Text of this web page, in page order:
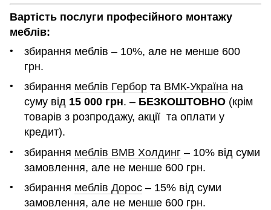
Вартість послуги професійного монтажу
меблів:
збирання меблів – 10%, але не менше 600
грн.
збирання меблів Гербор та ВМК-Україна на
суму від 15 000 грн. – БЕЗКОШТОВНО (крім
товарів з розпродажу, акції та оплати у
кредит).
збирання меблів ВМВ Холдинг – 10% від суми
замовлення, але не менше 600 грн.
збирання меблів Дорос – 15% від суми
замовлення, але не менше 600 грн.